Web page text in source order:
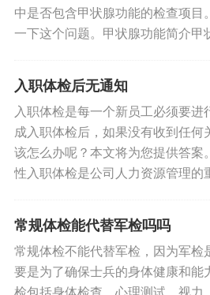
中是否包含甲状腺功能的检查项目
一下这个问题。甲状腺功能简介甲
入职体检后无通知
入职体检是每一个新员工必须要进
成入职体检后，如果没有收到任何
该怎么办呢？本文将为您提供答案
性入职体检是公司人力资源管理的
常规体检能代替军检吗吗
常规体检不能代替军检，因为军检
要是为了确保士兵的身体健康和能
检包括身体检查、心理测试、视力